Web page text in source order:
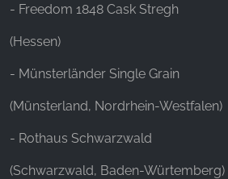
- Freedom 1848 Cask Stregh
(Hessen)
- Münsterländer Single Grain
(Münsterland, Nordrhein-Westfalen)
- Rothaus Schwarzwald
(Schwarzwald, Baden-Würtemberg)